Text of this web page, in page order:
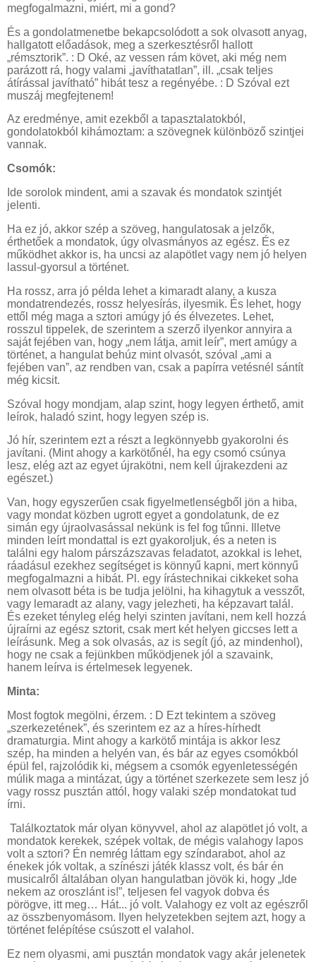
megfogalmazni, miért, mi a gond?
És a gondolatmenetbe bekapcsolódott a sok olvasott anyag,
hallgatott előadások, meg a szerkesztésről hallott
„rémsztorik”. : D Oké, az vessen rám követ, aki még nem
parázott rá, hogy valami „javíthatatlan”, ill. „csak teljes
átírással javítható” hibát tesz a regényébe. : D Szóval ezt
muszáj megfejtenem!
Az eredménye, amit ezekből a tapasztalatokból,
gondolatokból kihámoztam: a szövegnek különböző szintjei
vannak.
Csomók:
Ide sorolok mindent, ami a szavak és mondatok szintjét
jelenti.
Ha ez jó, akkor szép a szöveg, hangulatosak a jelzők,
érthetőek a mondatok, úgy olvasmányos az egész. És ez
működhet akkor is, ha uncsi az alapötlet vagy nem jó helyen
lassul-gyorsul a történet.
Ha rossz, arra jó példa lehet a kimaradt alany, a kusza
mondatrendezés, rossz helyesírás, ilyesmik. És lehet, hogy
ettől még maga a sztori amúgy jó és élvezetes. Lehet,
rosszul tippelek, de szerintem a szerző ilyenkor annyira a
saját fejében van, hogy „nem látja, amit leír”, mert amúgy a
történet, a hangulat behúz mint olvasót, szóval „ami a
fejében van”, az rendben van, csak a papírra vetésnél sántít
még kicsit.
Szóval hogy mondjam, alap szint, hogy legyen érthető, amit
leírok, haladó szint, hogy legyen szép is.
Jó hír, szerintem ezt a részt a legkönnyebb gyakorolni és
javítani. (Mint ahogy a karkötőnél, ha egy csomó csúnya
lesz, elég azt az egyet újrakötni, nem kell újrakezdeni az
egészet.)
Van, hogy egyszerűen csak figyelmetlenségből jön a hiba,
vagy mondat közben ugrott egyet a gondolatunk, de ez
simán egy újraolvasással nekünk is fel fog tűnni. Illetve
minden leírt mondattal is ezt gyakoroljuk, és a neten is
találni egy halom párszázszavas feladatot, azokkal is lehet,
ráadásul ezekhez segítséget is könnyű kapni, mert könnyű
megfogalmazni a hibát. Pl. egy írástechnikai cikkeket soha
nem olvasott béta is be tudja jelölni, ha kihagytuk a vesszőt,
vagy lemaradt az alany, vagy jelezheti, ha képzavart talál.
És ezeket tényleg elég helyi szinten javítani, nem kell hozzá
újraírni az egész sztorit, csak mert két helyen giccses lett a
leírásunk. Meg a sok olvasás, az is segít (jó, az mindenhol),
hogy ne csak a fejünkben működjenek jól a szavaink,
hanem leírva is értelmesek legyenek.
Minta:
Most fogtok megölni, érzem. : D Ezt tekintem a szöveg
„szerkezetének”, és szerintem ez az a híres-hírhedt
dramaturgia. Mint ahogy a karkötő mintája is akkor lesz
szép, ha minden a helyén van, és bár az egyes csomókból
épül fel, rajzolódik ki, mégsem a csomók egyenletességén
múlik maga a mintázat, úgy a történet szerkezete sem lesz jó
vagy rossz pusztán attól, hogy valaki szép mondatokat tud
írni.
Találkoztatok már olyan könyvvel, ahol az alapötlet jó volt, a
mondatok kerekek, szépek voltak, de mégis valahogy lapos
volt a sztori? Én nemrég láttam egy színdarabot, ahol az
énekek jók voltak, a színészi játék klassz volt, és bár én
musicalről általában olyan hangulatban jövök ki, hogy „Ide
nekem az oroszlánt is!”, teljesen fel vagyok dobva és
pörögve, itt meg… Hát... jó volt. Valahogy ez volt az egészről
az összbenyomásom. Ilyen helyzetekben sejtem azt, hogy a
történet felépítése csúszott el valahol.
Ez nem olyasmi, ami pusztán mondatok vagy akár jelenetek